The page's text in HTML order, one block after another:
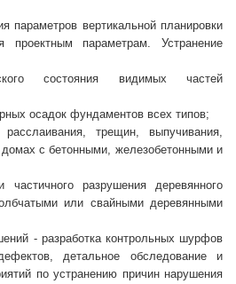
параметров вертикальной планировки
проектным параметрам. Устранение
состояния видимых частей
осадок фундаментов всех типов;
трещин, выпучивания,
домах с бетонными, железобетонными и
разрушения деревянного
или свайными деревянными
- разработка контрольных шурфов
детальное обследование и
по устранению причин нарушения